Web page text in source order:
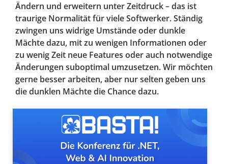
Ändern und erweitern unter Zeitdruck – das ist
traurige Normalität für viele Softwerker. Ständig
zwingen uns widrige Umstände oder dunkle
Mächte dazu, mit zu wenigen Informationen oder
zu wenig Zeit neue Features oder auch notwendige
Änderungen suboptimal umzusetzen. Wir möchten
gerne besser arbeiten, aber nur selten geben uns
die dunklen Mächte die Chance dazu.